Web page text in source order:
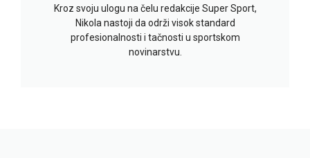
Kroz svoju ulogu na čelu redakcije Super Sport,
Nikola nastoji da održi visok standard
profesionalnosti i tačnosti u sportskom
novinarstvu.